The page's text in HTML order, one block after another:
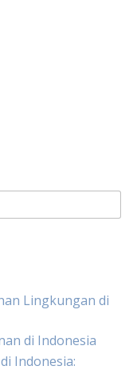
Lingkungan di
di Indonesia
Indonesia: